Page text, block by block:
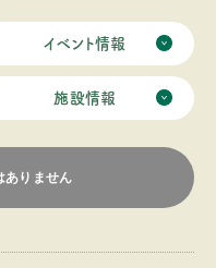
スも設けておりますの
を越えてキャンプ以
キャンプ場となって
イベント情報
施設情報
ありません